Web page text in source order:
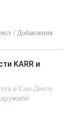
/ Добавления
в Сан-Диего